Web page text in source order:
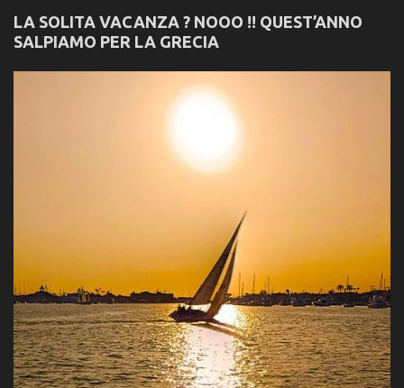
LA SOLITA VACANZA ? NOOO !! QUEST’ANNO
SALPIAMO PER LA GRECIA